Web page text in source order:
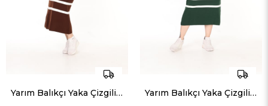
Yarım Balıkçı Yaka Çizgili Rahat Kalıp Triko Elbise Yarım Balıkçı Yaka Çizgili Rahat Kalıp Triko Elbise